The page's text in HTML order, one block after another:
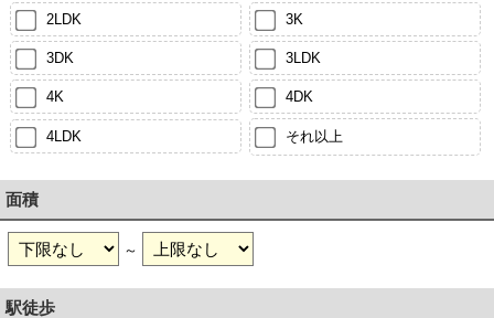
2LDK 3K
3DK 3LDK
4K 4DK
4LDK それ以上
面積
～
駅徒歩